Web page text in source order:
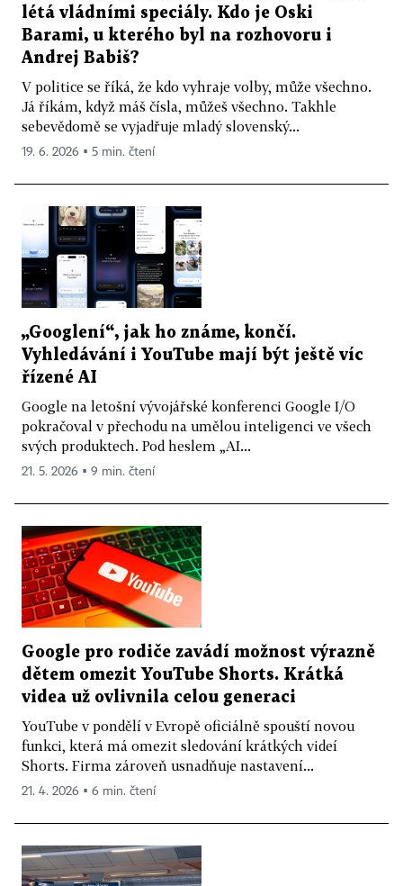
létá vládními speciály. Kdo je Oski
Barami, u kterého byl na rozhovoru i
Andrej Babiš?
V politice se říká, že kdo vyhraje volby, může všechno.
Já říkám, když máš čísla, můžeš všechno. Takhle
sebevědomě se vyjadřuje mladý slovenský...
19. 6. 2026 ▪ 5 min. čtení
„Googlení“, jak ho známe, končí.
Vyhledávání i YouTube mají být ještě víc
řízené AI
Google na letošní vývojářské konferenci Google I/O
pokračoval v přechodu na umělou inteligenci ve všech
svých produktech. Pod heslem „AI...
21. 5. 2026 ▪ 9 min. čtení
Google pro rodiče zavádí možnost výrazně
dětem omezit YouTube Shorts. Krátká
videa už ovlivnila celou generaci
YouTube v pondělí v Evropě oficiálně spouští novou
funkci, která má omezit sledování krátkých videí
Shorts. Firma zároveň usnadňuje nastavení...
21. 4. 2026 ▪ 6 min. čtení